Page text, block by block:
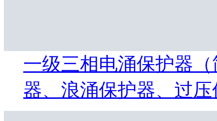
一级三相电涌保护器
器、浪涌保护器、过